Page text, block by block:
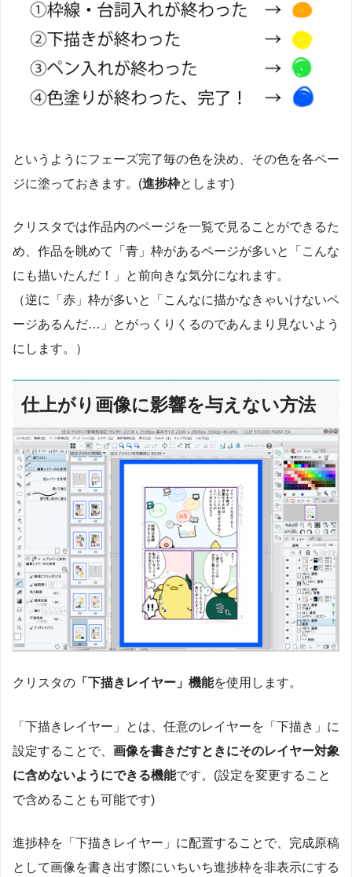
というようにフェーズ完了毎の色を決め、その色を各ペー
ジに塗っておきます。(進捗枠とします)
クリスタでは作品内のページを一覧で見ることができるた
め、作品を眺めて「青」枠があるページが多いと「こんな
にも描いたんだ！」と前向きな気分になれます。
（逆に「赤」枠が多いと「こんなに描かなきゃいけないペ
ージあるんだ…」とがっくりくるのであんまり見ないよう
にします。）
仕上がり画像に影響を与えない方法
クリスタの 「下描きレイヤー」機能を使用します。
「下描きレイヤー」とは、任意のレイヤーを「下描き」に
設定することで、 画像を書きだすときにそのレイヤー対象
に含めないようにできる機能です。(設定を変更すること
で含めることも可能です)
進捗枠を「下描きレイヤー」に配置することで、完成原稿
として画像を書き出す際にいちいち進捗枠を非表示にする